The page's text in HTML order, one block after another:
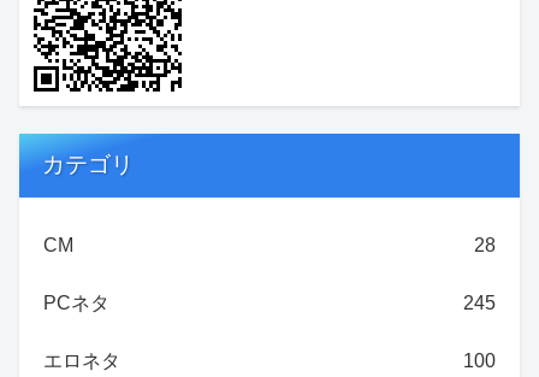
カテゴリ
CM 28
PCネタ 245
エロネタ 100